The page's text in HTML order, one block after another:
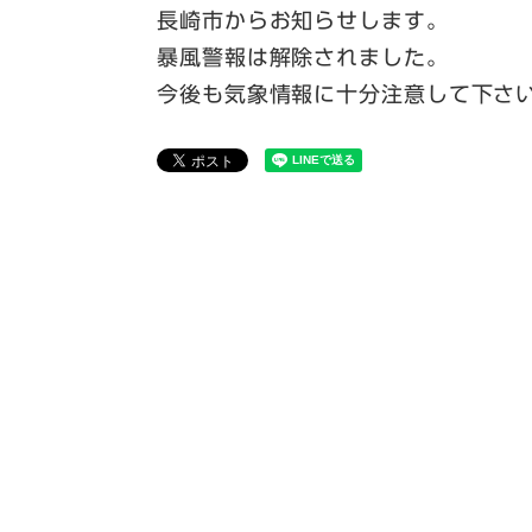
長崎市からお知らせします。
暴風警報は解除されました。
今後も気象情報に十分注意して下さ